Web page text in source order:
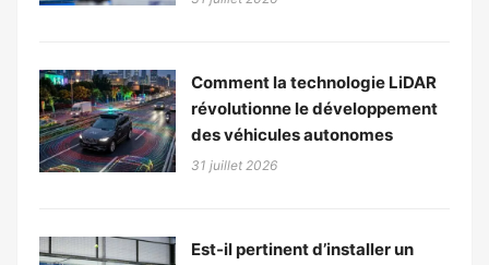
Comment la technologie LiDAR
révolutionne le développement
des véhicules autonomes
31 juillet 2026
Est-il pertinent d’installer un